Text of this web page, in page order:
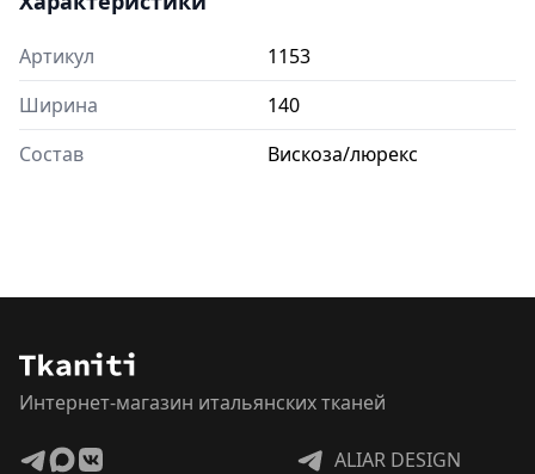
Артикул
1153
Ширина
140
Состав
Вискоза/люрекс
Интернет-магазин итальянских тканей
ALIAR DESIGN